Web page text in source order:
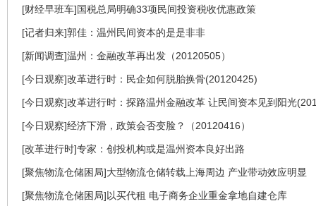
[财经早班车]国税总局明确33项民间投资税收优惠政策
[记者归来]郭佳：温州民间资本的是是非非
[新闻调查]温州：金融改革再出发（20120505）
[今日观察]改革进行时：民企如何脱胎换骨(20120425)
[今日观察]改革进行时：探路温州金融改革 让民间资本见到阳光
[今日观察]经济下滑，政策会否变脸？（20120416）
[改革进行时]专家：创投机构或是温州资本良好出路
[聚焦物流仓储困局]大型物流仓储转载上海周边 产业带动效应明显
[聚焦物流仓储困局]以买代租 电子商务企业重金拿地自建仓库